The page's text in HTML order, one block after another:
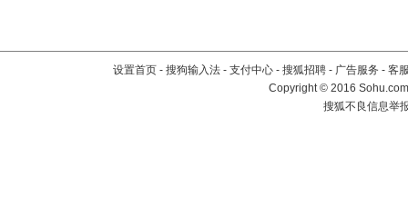
设置首页 - 搜狗输入法 - 支付中心 - 搜狐招聘 - 广告服务 - 客
Copyright©2016
搜狐不良信息举